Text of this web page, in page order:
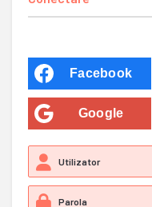
Facebook
Google